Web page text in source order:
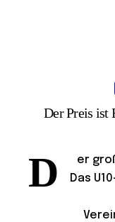
Der Preis ist
D
er
Das